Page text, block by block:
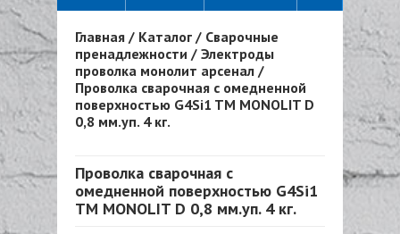
Вы здесь
Главная / Каталог / Сварочные
пренадлежности / Электроды
проволка монолит арсенал /
Проволка сварочная с омедненной
поверхностью G4Si1 TM MONOLIT D
0,8 мм.уп. 4 кг.
Проволка сварочная с
омедненной поверхностью G4Si1
TM MONOLIT D 0,8 мм.уп. 4 кг.